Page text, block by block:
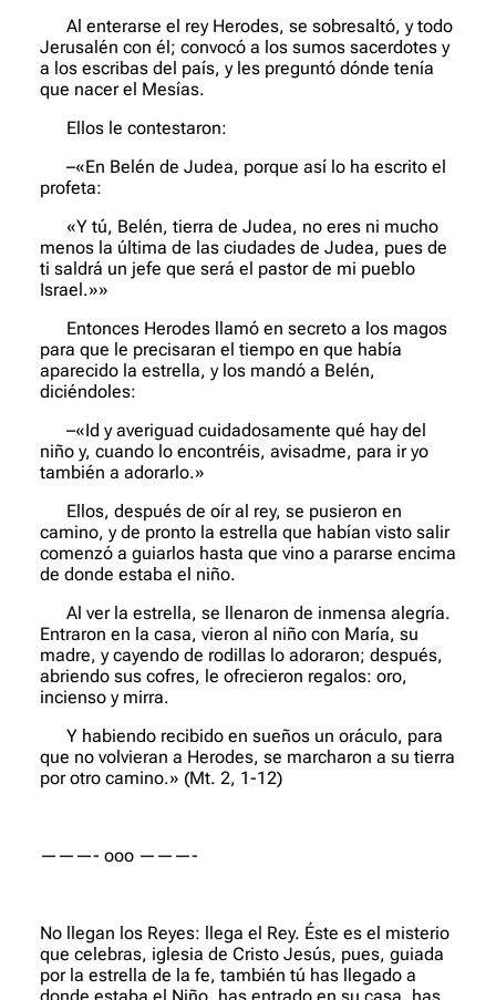
Al enterarse el rey Herodes, se sobresaltó, y todo
Jerusalén con él; convocó a los sumos sacerdotes y
a los escribas del país, y les pregun­tó dónde tenía
que nacer el Mesías.
Ellos le contestaron:
–«En Belén de Judea, porque así lo ha escrito el
profeta:
«Y tú, Belén, tierra de Judea, no eres ni mucho
menos la última de las ciudades de Judea, pues de
ti saldrá un jefe que será el pastor de mi pueblo
Israel.»»
Entonces Herodes llamó en secreto a los magos
para que le precisaran el tiempo en que había
aparecido la estrella, y los mandó a Be­lén,
diciéndoles:
–«Id y averiguad cuidadosamente qué hay del
niño y, cuando lo encontréis, avisadme, para ir yo
también a adorarlo.»
Ellos, después de oír al rey, se pusieron en
camino, y de pronto la estrella que habían visto salir
comenzó a guiarlos hasta que vino a pararse encima
de donde estaba el niño.
Al ver la estrella, se llenaron de inmensa alegría.
Entraron en la casa, vieron al niño con María, su
madre, y cayendo de rodillas lo adoraron; después,
abriendo sus cofres, le ofrecieron regalos: oro,
incienso y mirra.
Y habiendo recibido en sueños un oráculo, para
que no volvieran a Herodes, se marcharon a su tierra
por otro camino.» (Mt. 2, 1-12)
———- ooo ———-
No llegan los Reyes: llega el Rey. Éste es el misterio
que celebras, iglesia de Cristo Jesús, pues, guiada
por la estrella de la fe, también tú has llegado a